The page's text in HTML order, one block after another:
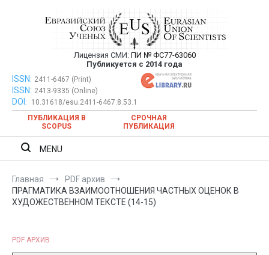
Евразийский Союз Ученых —
публикация научных статей в
ежемесячном научном журнале
Лицензия СМИ: ПИ № ФС77-63060
Публикуется с 2014 года
Евразийский Союз Ученых — публикация научных статей в
ежемесячном научном журнале
ISSN: 2411-6467 (Print)
ISSN: 2413-9335 (Online)
DOI:
10.31618/esu.2411-6467.8.53.1
ПУБЛИКАЦИЯ В
SCOPUS
СРОЧНАЯ
ПУБЛИКАЦИЯ
MENU
Главная
PDF архив
ПРАГМАТИКА ВЗАИМООТНОШЕНИЯ ЧАСТНЫХ ОЦЕНОК В
ХУДОЖЕСТВЕННОМ ТЕКСТЕ (14-15)
PDF АРХИВ